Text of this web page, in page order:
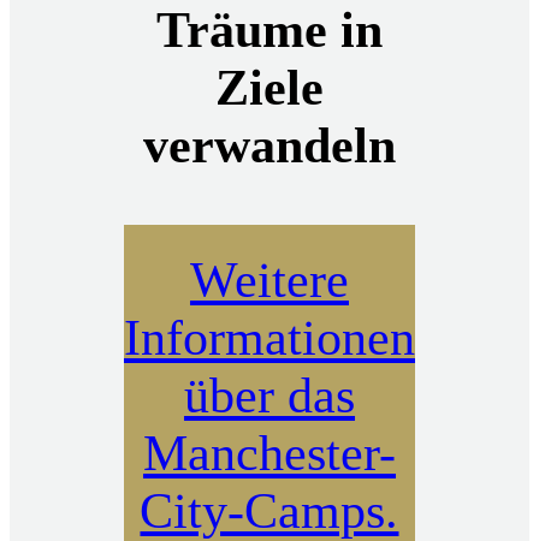
Träume in
Ziele
verwandeln
Weitere
Informationen
über das
Manchester-
City-Camps.